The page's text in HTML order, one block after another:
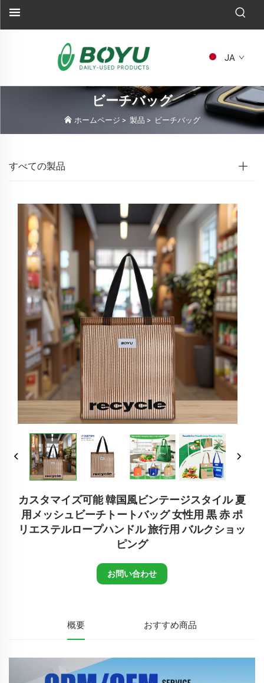
JA
ビーチバッグ
ホームページ > 製品 > ビーチバッグ
すべての製品
カスタマイズ可能 韓国風ビンテージスタイル 夏
用メッシュビーチトートバッグ 女性用 黒 赤 ポ
リエステルロープハンドル 旅行用 バルクショッ
ピング
お問い合わせ
概要 おすすめ商品